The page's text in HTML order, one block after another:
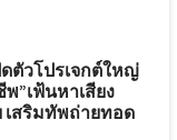
ดตัวโปรเจกต์ใหญ่
”เฟ้นหาเสียง
เสริมทัพถ่ายทอด